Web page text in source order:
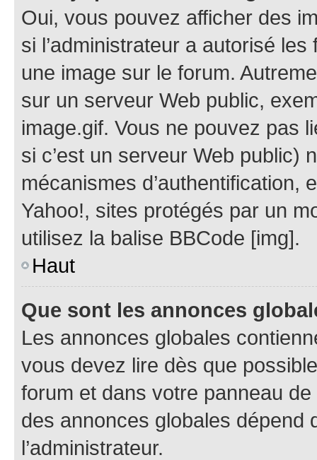
Oui, vous pouvez afficher des
si l’administrateur a autorisé
une image sur le forum.
sur un serveur Web public,
image.gif. Vous ne pouvez pas
si c’est un serveur Web public)
mécanismes d’authentification,
Yahoo!, sites protégés par un
utilisez la balise BBCode [img].
Haut
Que sont les annonces
Les annonces globales
vous devez lire dès que
forum et dans votre panneau
des annonces globales dépend
l’administrateur.